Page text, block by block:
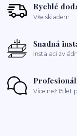
Rychlé
Vše skladem
Snadná
Instalaci
Více než 15 let